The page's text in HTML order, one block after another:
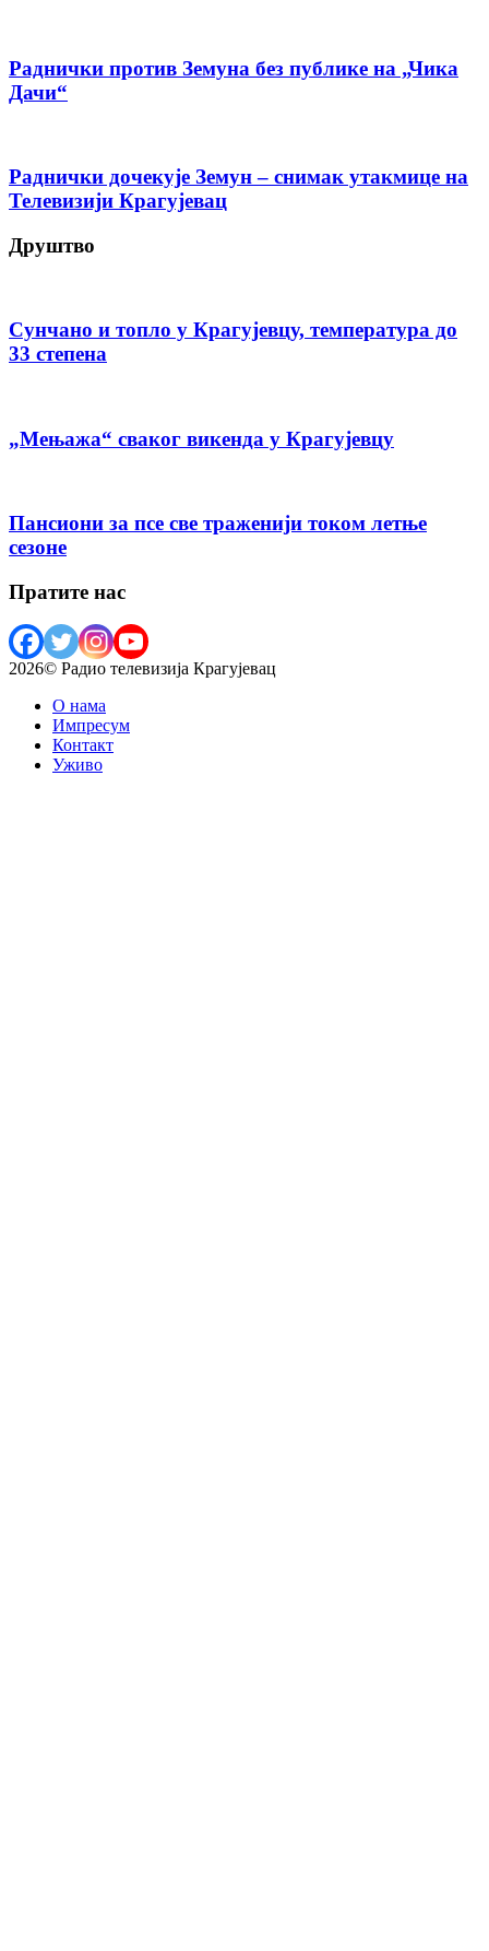
Раднички против Земуна без публике на „Чика
Дачи“
Раднички дочекује Земун – снимак утакмице на
Телевизији Крагујевац
Друштво
Сунчано и топло у Крагујевцу, температура до
33 степена
„Мењажа“ сваког викенда у Крагујевцу
Пансиони за псе све траженији током летње
сезоне
Пратите нас
2026© Радио телевизија Крагујевац
О нама
Импресум
Контакт
Уживо